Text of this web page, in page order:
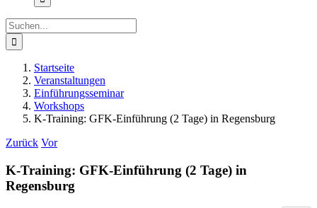
Suche
nach:
Startseite
Veranstaltungen
Einführungsseminar
Workshops
K-Training: GFK-Einführung (2 Tage) in Regensburg
Zurück Vor
K-Training: GFK-Einführung (2 Tage) in
Regensburg